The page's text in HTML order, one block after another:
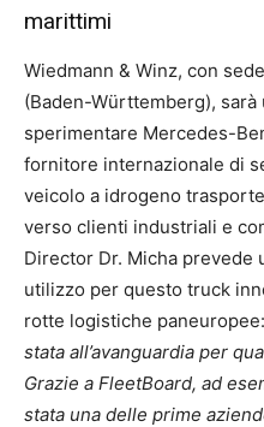
marittimi
Wiedmann & Winz, con
(Baden-Württemberg),
sperimentare Mercedes-
fornitore internazionale di
veicolo a idrogeno
verso clienti industriali e
Director Dr. Micha prevede
utilizzo per questo truck
rotte logistiche paneuropee:
stata all’avanguardia per
Grazie a FleetBoard, ad
stata una delle prime